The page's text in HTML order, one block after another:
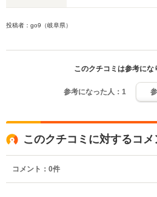
投稿者：go9（岐阜県）
このクチコミは参考にな
参考になった人： 1
このクチコミに対するコメ
コメント： 0件